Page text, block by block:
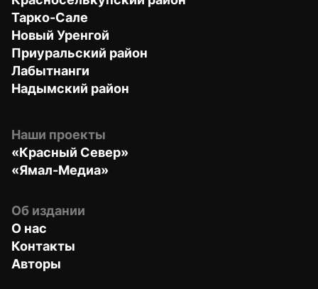
Тарко-Сале
Новый Уренгой
Приуральский район
Лабытнанги
Надымский район
Наши проекты
«Красный Север»
«Ямал-Медиа»
Об издании
О нас
Контакты
Авторы